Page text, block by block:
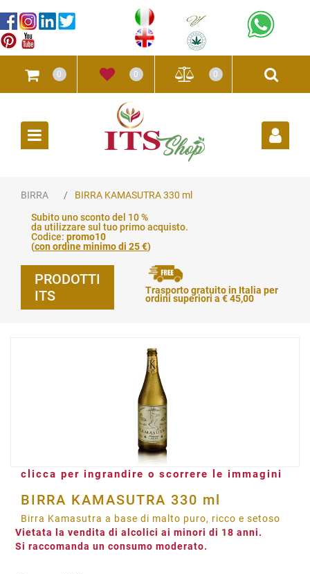
0 0 0
BIRRA BIRRA KAMASUTRA 330 ml
Subito uno sconto del 10 %
da utilizzare sul tuo primo acquisto.
Codice: promo10
(con ordine minimo di 25 €)
PRODOTTI
ITS
Trasporto gratuito in Italia per
ordini superiori a € 45,00
clicca per ingrandire o scorrere le immagini
BIRRA KAMASUTRA 330 ml
Birra Kamasutra a base di malto puro, ricco e setoso
Vietata la vendita di alcolici ai minori di 18 anni.
Si raccomanda un consumo moderato.